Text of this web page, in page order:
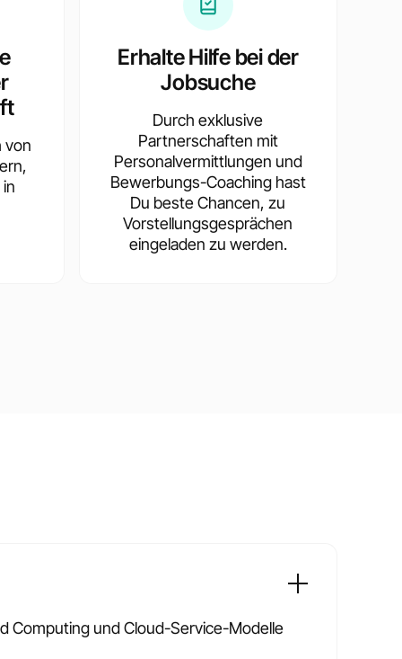
von
Erhalte Hilfe bei der
Jobsuche
Durch exklusive
Partnerschaften mit
Personalvermittlungen und
Bewerbungs-Coaching hast
Du beste Chancen, zu
Vorstellungsgesprächen
eingeladen zu werden.
Computing und Cloud-Service-Modelle